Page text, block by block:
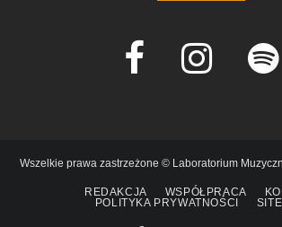
Wszelkie prawa zastrzeżone © Laboratorium
REDAKCJA WSPÓŁPRACA
POLITYKA PRYWATNOŚCI